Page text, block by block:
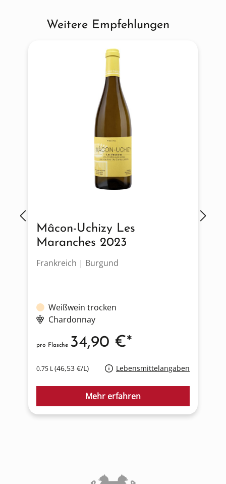
Produktgalerie überspringen
Weitere Empfehlungen
Mâcon-Uchizy Les
Maranches 2023
Frankreich | Burgund
Weißwein trocken
Chardonnay
0.75 L(46,53 €/L) Lebensmittelangaben
pro Flasche 34,90 €*
Mehr erfahren